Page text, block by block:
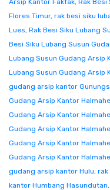
Arsip Kantor Fakfak, Rak Besi
Flores Timur, rak besi siku
Lues, Rak Besi Siku Lubang
Besi Siku Lubang Susun
Lubang Susun Gudang Arsip
Lubang Susun Gudang Arsip
gudang arsip kantor
Gudang Arsip Kantor
Gudang Arsip Kantor
Gudang Arsip Kantor
Gudang Arsip Kantor
Gudang Arsip Kantor
gudang arsip kantor Hulu, rak
kantor Humbang Hasundutan,